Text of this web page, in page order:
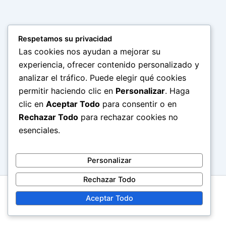
Todos los derechos © 2026 tecpat
Respetamos su privacidad
Las cookies nos ayudan a mejorar su
experiencia, ofrecer contenido personalizado y
analizar el tráfico. Puede elegir qué cookies
permitir haciendo clic en Personalizar. Haga
clic en Aceptar Todo para consentir o en
Rechazar Todo para rechazar cookies no
esenciales.
Personalizar
Rechazar Todo
Aceptar Todo